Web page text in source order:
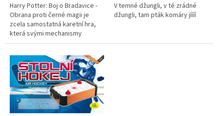
Harry Potter: Boj o Bradavice -
Obrana proti černé magii je
zcela samostatná karetní hra,
která svými mechanismy
vychází ze hry Harry Potter: Boj
V temné džungli, v té zrádné
džungli, tam pták komáry jíííí